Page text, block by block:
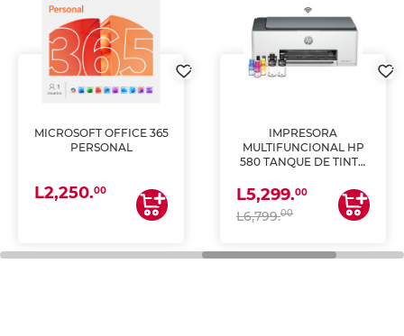
MICROSOFT OFFICE 365
PERSONAL
L2,250.00
IMPRESORA
MULTIFUNCIONAL HP
580 TANQUE DE TINTA
ESCANEA)
L5,299.00
L6,799.00